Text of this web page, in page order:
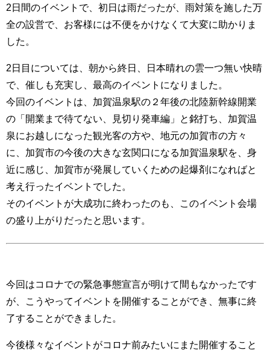
2日間のイベントで、初日は雨だったが、雨対策を施した万
全の設営で、お客様には不便をかけなくて大変に助かりま
した。
2日目については、朝から終日、日本晴れの雲一つ無い快晴
で、催しも充実し、最高のイベントになりました。
今回のイベントは、加賀温泉駅の２年後の北陸新幹線開業
の「開業まで待てない、見切り発車編」と銘打ち、加賀温
泉にお越しになった観光客の方や、地元の加賀市の方々
に、加賀市の今後の大きな玄関口になる加賀温泉駅を、身
近に感じ、加賀市が発展していくための起爆剤になればと
考え行ったイベントでした。
そのイベントが大成功に終わったのも、このイベント会場
の盛り上がりだったと思います。
今回はコロナでの緊急事態宣言が明けて間もなかったです
が、こうやってイベントを開催することができ、無事に終
了することができました。
今後様々なイベントがコロナ前みたいにまた開催すること